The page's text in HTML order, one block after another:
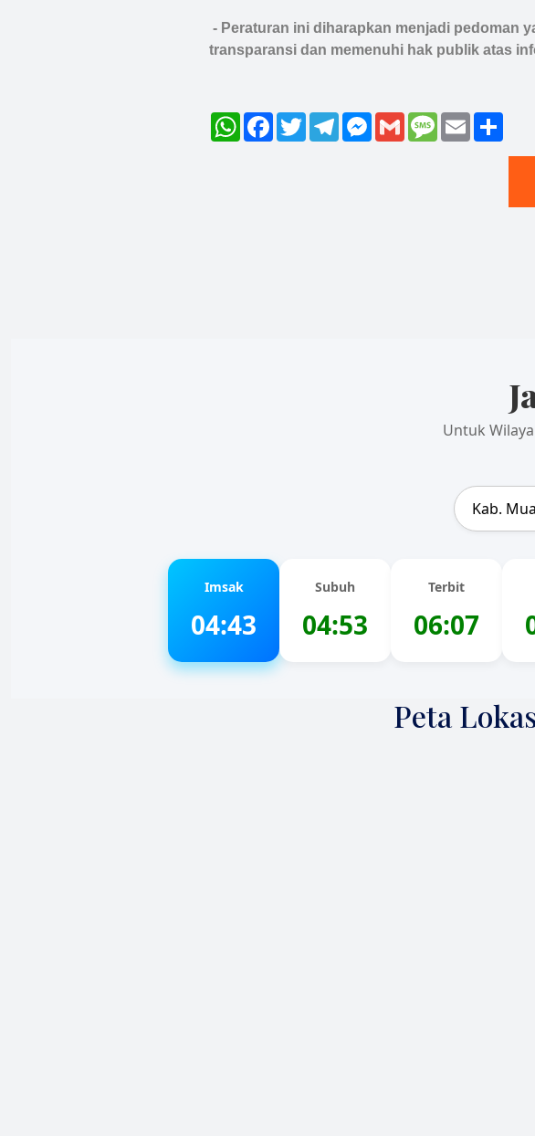
- Peraturan ini diharapkan menjadi pedoman
transparansi dan memenuhi hak publik atas
WhatsAppFacebook
TwitterTelegramMessenger
Gmail MessageEmail
Untuk
Imsak
04:43
Subuh
04:53
Terbit
06:07
Peta